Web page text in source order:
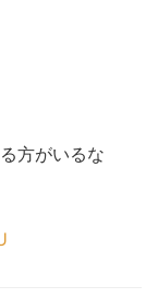
方がいるな